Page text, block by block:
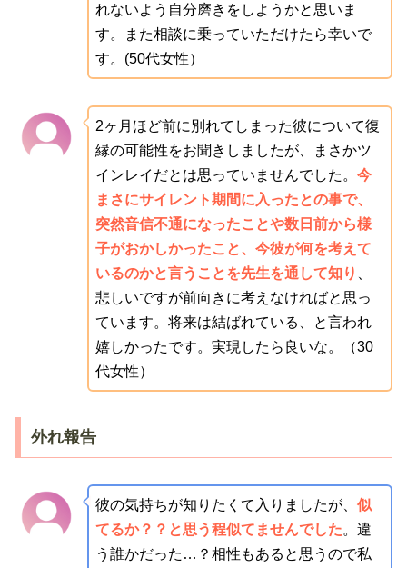
れないよう自分磨きをしようかと思いま
す。また相談に乗っていただけたら幸いで
す。(50代女性）
2ヶ月ほど前に別れてしまった彼について復
縁の可能性をお聞きしましたが、まさかツ
インレイだとは思っていませんでした。 今
まさにサイレント期間に入ったとの事で、
突然音信不通になったことや数日前から様
子がおかしかったこと、今彼が何を考えて
いるのかと言うことを先生を通して知り
悲しいですが前向きに考えなければと思っ
ています。将来は結ばれている、と言われ
嬉しかったです。実現したら良いな。（30
代女性）
外れ報告
彼の気持ちが知りたくて入りましたが、 似
てるか？？と思う程似てませんでした。違
う誰かだった…？相性もあると思うので私